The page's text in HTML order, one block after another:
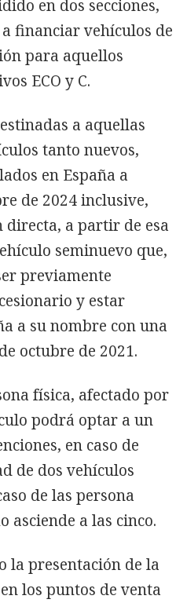
en dos secciones,
financiar vehículos de
para aquellos
ECO y C.
a aquellas
tanto nuevos,
en España a
de 2024 inclusive,
directa, a partir de esa
seminuevo que,
previamente
y estar
a su nombre con una
octubre de 2021.
física, afectado por
podrá optar a un
en caso de
de dos vehículos
de las persona
asciende a las cinco.
la presentación de la
los puntos de venta